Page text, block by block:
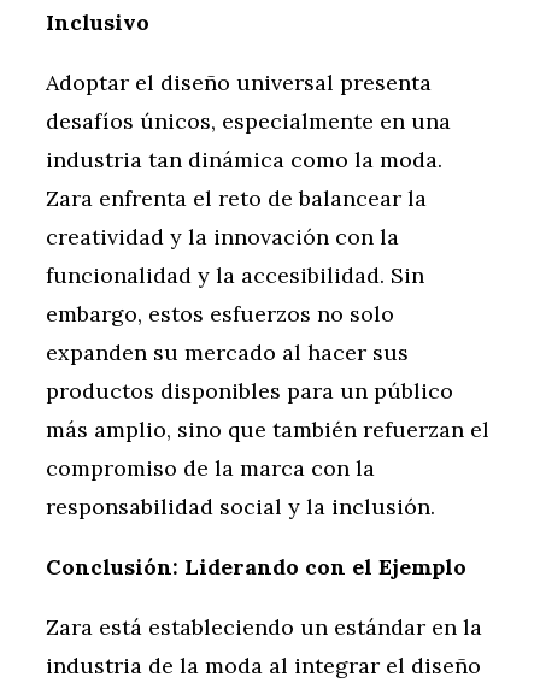
Inclusivo
Adoptar el diseño universal presenta
desafíos únicos, especialmente en una
industria tan dinámica como la moda.
Zara enfrenta el reto de balancear la
creatividad y la innovación con la
funcionalidad y la accesibilidad. Sin
embargo, estos esfuerzos no solo
expanden su mercado al hacer sus
productos disponibles para un público
más amplio, sino que también refuerzan el
compromiso de la marca con la
responsabilidad social y la inclusión.
Conclusión: Liderando con el Ejemplo
Zara está estableciendo un estándar en la
industria de la moda al integrar el diseño